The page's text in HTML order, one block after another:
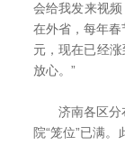
会给我发来视
在外省，每年
元，现在已经
放心。”
济南各区分布
院“笼位”已满